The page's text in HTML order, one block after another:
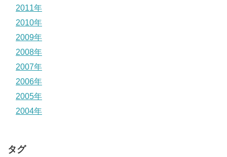
2011年
2010年
2009年
2008年
2007年
2006年
2005年
2004年
タグ